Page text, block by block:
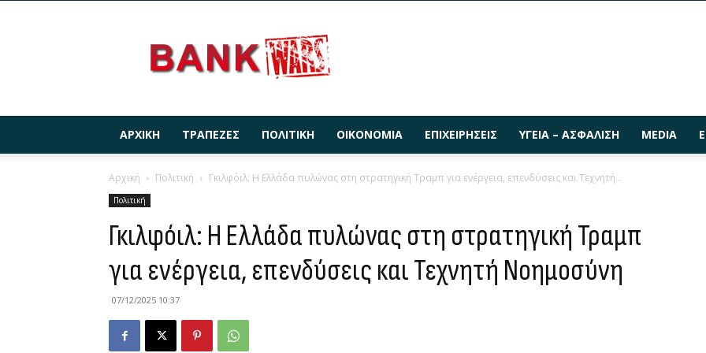
ΑΡΧΙΚΉ ΤΡΆΠΕΖΕΣ ΠΟΛΙΤΙΚΉ ΟΙΚΟΝΟΜΊΑ ΕΠΙΧΕΙΡΉΣΕΙΣ ΥΓΕΊΑ – ΑΣΦΆΛΙΣΗ MEDIA
Αρχική Πολιτική Γκιλφόιλ: Η Ελλάδα πυλώνας στη στρατηγική Τραμπ για ενέργεια, επενδύσεις και Τεχνητή...
Πολιτική
Γκιλφόιλ: Η Ελλάδα πυλώνας στη στρατηγική Τραμπ
για ενέργεια, επενδύσεις και Τεχνητή Νοημοσύνη
07/12/2025 10:37